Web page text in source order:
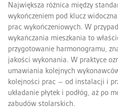
Największa różnica między
wykończeniem pod klucz
prac wykończeniowych. W
wykańczania mieszkania to
przygotowanie harmonogramu,
jakości wykonania. W praktyce
umawiania kolejnych
kolejności prac – od instalacji i
układanie płytek i podłóg, aż po
zabudów stolarskich.